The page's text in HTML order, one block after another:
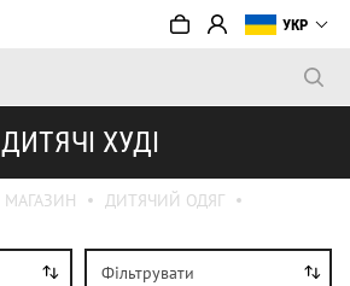
УКР
ДИТЯЧІ ХУДІ
МАГАЗИН
ДИТЯЧИЙ ОДЯГ
Фільтрувати